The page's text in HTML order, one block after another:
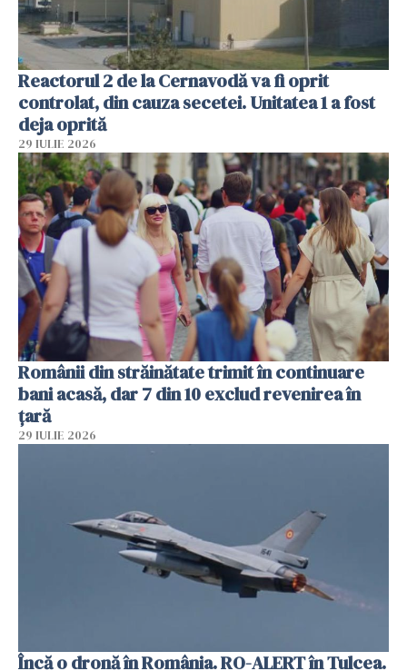
Reactorul 2 de la Cernavodă va fi oprit
controlat, din cauza secetei. Unitatea 1 a fost
deja oprită
29 IULIE 2026
Românii din străinătate trimit în continuare
bani acasă, dar 7 din 10 exclud revenirea în
țară
29 IULIE 2026
Încă o dronă în România. RO-ALERT în Tulcea.